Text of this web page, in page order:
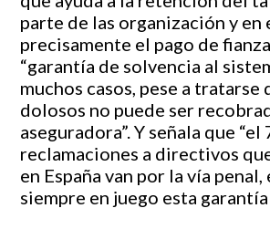
parte de las organización y en
precisamente el pago de
“garantía de solvencia al
muchos casos, pese a tratarse
dolosos no puede ser
aseguradora”. Y señala que “el
reclamaciones a directivos
en España van por la vía
siempre en juego esta garantía